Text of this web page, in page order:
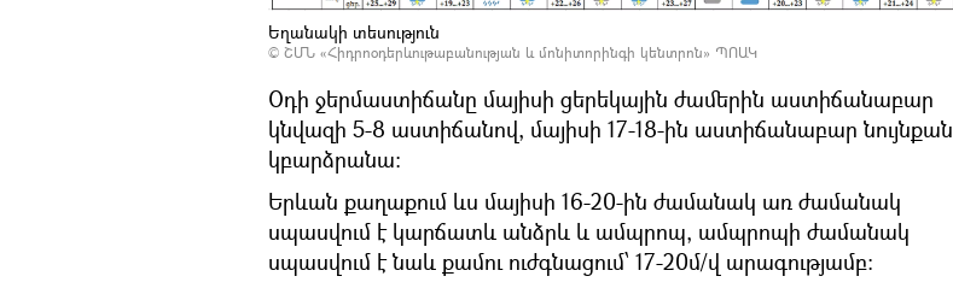
Եղանակի տեսություն
© ՇՄՆ «Հիդրոօդերևութաբանության և մոնիտորինգի կենտրոն» ՊՈԱԿ
Օդի ջերմաստիճանը մայիսի ցերեկային ժամերին աստիճանաբար
կնվազի 5-8 աստիճանով, մայիսի 17-18-ին աստիճանաբար նույնքան
կբարձրանա։
Երևան քաղաքում ևս մայիսի 16-20-ին ժամանակ առ ժամանակ
սպասվում է կարճատև անձրև և ամպրոպ, ամպրոպի ժամանակ
սպասվում է նաև քամու ուժգնացում՝ 17-20մ/վ արագությամբ։